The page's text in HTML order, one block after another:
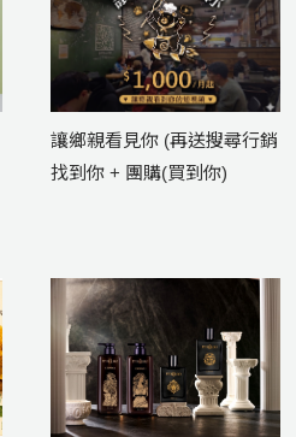
讓鄉親看見你 (再送搜尋行銷
找到你 + 團購(買到你)